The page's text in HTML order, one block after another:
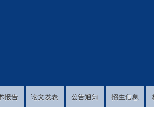
报告 论文发表 公告通知 招生信息